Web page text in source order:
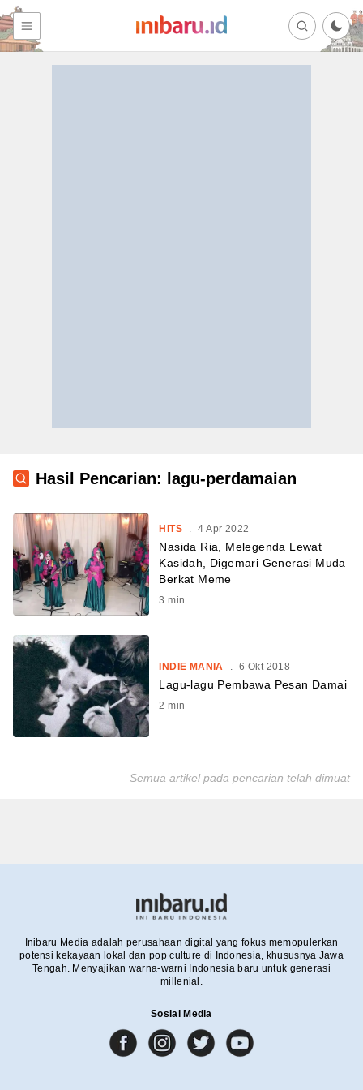
Hasil Pencarian: lagu-perdamaian
HITS . 4 Apr 2022
Nasida Ria, Melegenda Lewat
Kasidah, Digemari Generasi Muda
Berkat Meme
3 min
INDIE MANIA . 6 Okt 2018
Lagu-lagu Pembawa Pesan Damai
2 min
Semua artikel pada pencarian telah dimuat
Inibaru Media adalah perusahaan digital yang fokus memopulerkan
potensi kekayaan lokal dan pop culture di Indonesia, khususnya Jawa
Tengah. Menyajikan warna-warni Indonesia baru untuk generasi
millenial.
Sosial Media